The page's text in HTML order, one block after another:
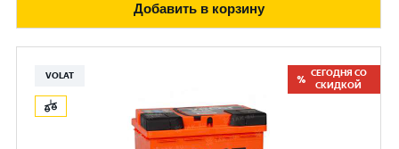
Добавить в корзину
VOLAT
СЕГОДНЯ СО
СКИДКОЙ